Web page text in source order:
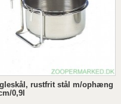
rustfrit stål m/ophæng
0,9l